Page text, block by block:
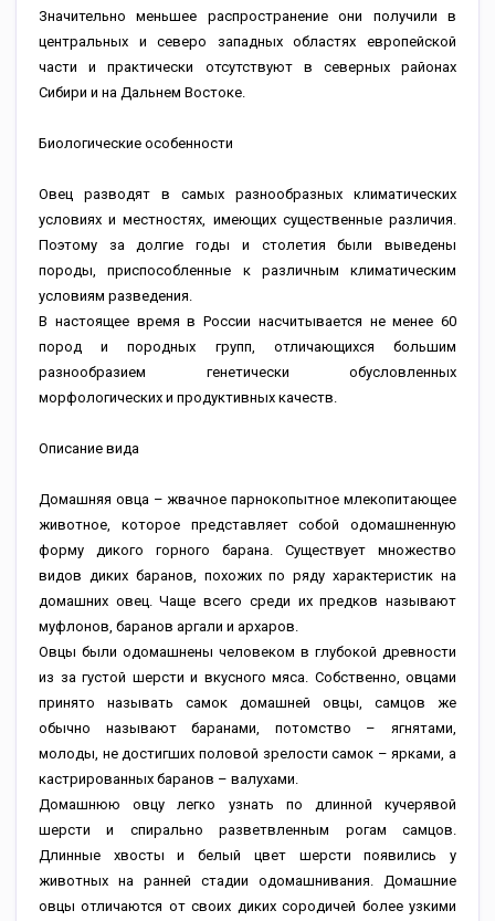
Значительно меньшее распространение они получили в
центральных и северо западных областях европейской
части и практически отсутствуют в северных районах
Сибири и на Дальнем Востоке.
Биологические особенности
Овец разводят в самых разнообразных климатических
условиях и местностях, имеющих существенные различия.
Поэтому за долгие годы и столетия были выведены
породы, приспособленные к различным климатическим
условиям разведения.
В настоящее время в России насчитывается не менее 60
пород и породных групп, отличающихся большим
разнообразием генетически обусловленных
морфологических и продуктивных качеств.
Описание вида
Домашняя овца – жвачное парнокопытное млекопитающее
животное, которое представляет собой одомашненную
форму дикого горного барана. Существует множество
видов диких баранов, похожих по ряду характеристик на
домашних овец. Чаще всего среди их предков называют
муфлонов, баранов аргали и архаров.
Овцы были одомашнены человеком в глубокой древности
из за густой шерсти и вкусного мяса. Собственно, овцами
принято называть самок домашней овцы, самцов же
обычно называют баранами, потомство – ягнятами,
молоды, не достигших половой зрелости самок – ярками, а
кастрированных баранов – валухами.
Домашнюю овцу легко узнать по длинной кучерявой
шерсти и спирально разветвленным рогам самцов.
Длинные хвосты и белый цвет шерсти появились у
животных на ранней стадии одомашнивания. Домашние
овцы отличаются от своих диких сородичей более узкими